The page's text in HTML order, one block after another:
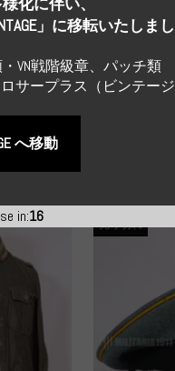
ャップ...
WWII GERMANY
売り切れ
in:14
」に移転いたしま
・VN戦階級章、パッチ類
サープラス（ビンテー
へ移動